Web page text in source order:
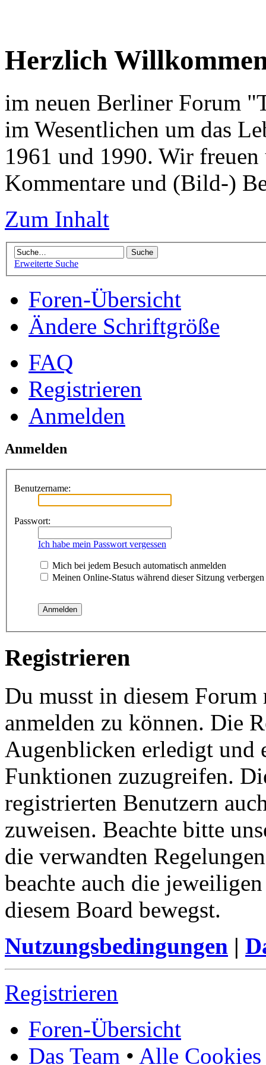
Herzlich
im neuen Berliner Forum
im Wesentlichen um das
1961 und 1990. Wir freuen
Kommentare und (Bild-)
Zum Inhalt
Erweiterte Suche
Foren-Übersicht
Ändere Schriftgröße
FAQ
Registrieren
Anmelden
Anmelden
Benutzername:
Passwort:
Ich habe mein Passwort vergessen
Mich bei jedem Besuch automatisch anmelden
Meinen Online-Status während dieser Sitzung verbergen
Registrieren
Du musst in diesem
anmelden zu können. Die
Augenblicken erledigt und
Funktionen zuzugreifen.
registrierten Benutzern
zuweisen. Beachte bitte
die verwandten
beachte auch die
diesem Board bewegst.
Nutzungsbedingungen |
Registrieren
Foren-Übersicht
Das Team • Alle Cookies